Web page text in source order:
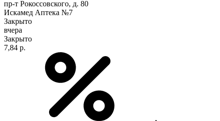
пр-т Рокоссовского, д. 80
Искамед Аптека №7
Закрыто
вчера
Закрыто
7,84 р.